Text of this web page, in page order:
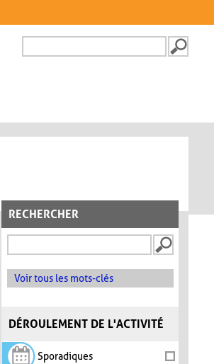
FORMULAIRE DE
RECHERCHER
Voir tous les mots-clés
DÉROULEMENT DE L'ACTIVITÉ
Sporadiques